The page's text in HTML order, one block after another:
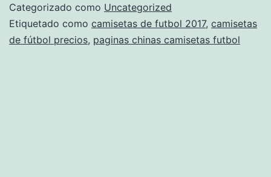
Categorizado como Uncategorized
Etiquetado como camisetas de futbol 2017, camisetas
de fútbol precios, paginas chinas camisetas futbol